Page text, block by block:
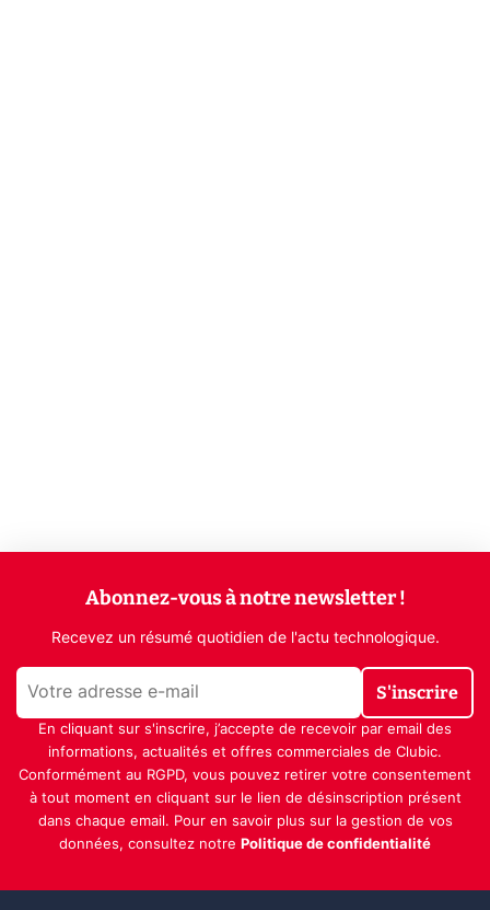
Abonnez-vous à notre newsletter !
Recevez un résumé quotidien de l'actu technologique.
S'inscrire
En cliquant sur s'inscrire, j’accepte de recevoir par email des
informations, actualités et offres commerciales de Clubic.
Conformément au RGPD, vous pouvez retirer votre consentement
à tout moment en cliquant sur le lien de désinscription présent
dans chaque email. Pour en savoir plus sur la gestion de vos
données, consultez notre Politique de confidentialité